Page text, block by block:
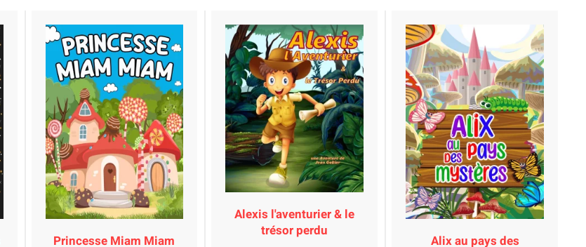
Princesse Miam Miam
Alexis l'aventurier & le
trésor perdu
Alix au pays des